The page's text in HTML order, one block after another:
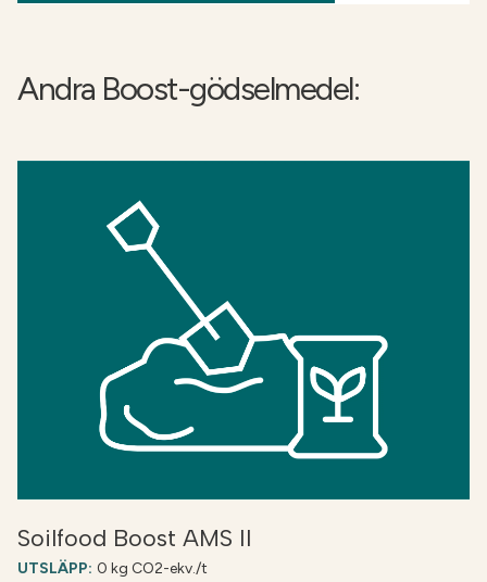
Andra Boost-gödselmedel:
Soilfood Boost AMS II
UTSLÄPP: 0 kg CO2-ekv./t